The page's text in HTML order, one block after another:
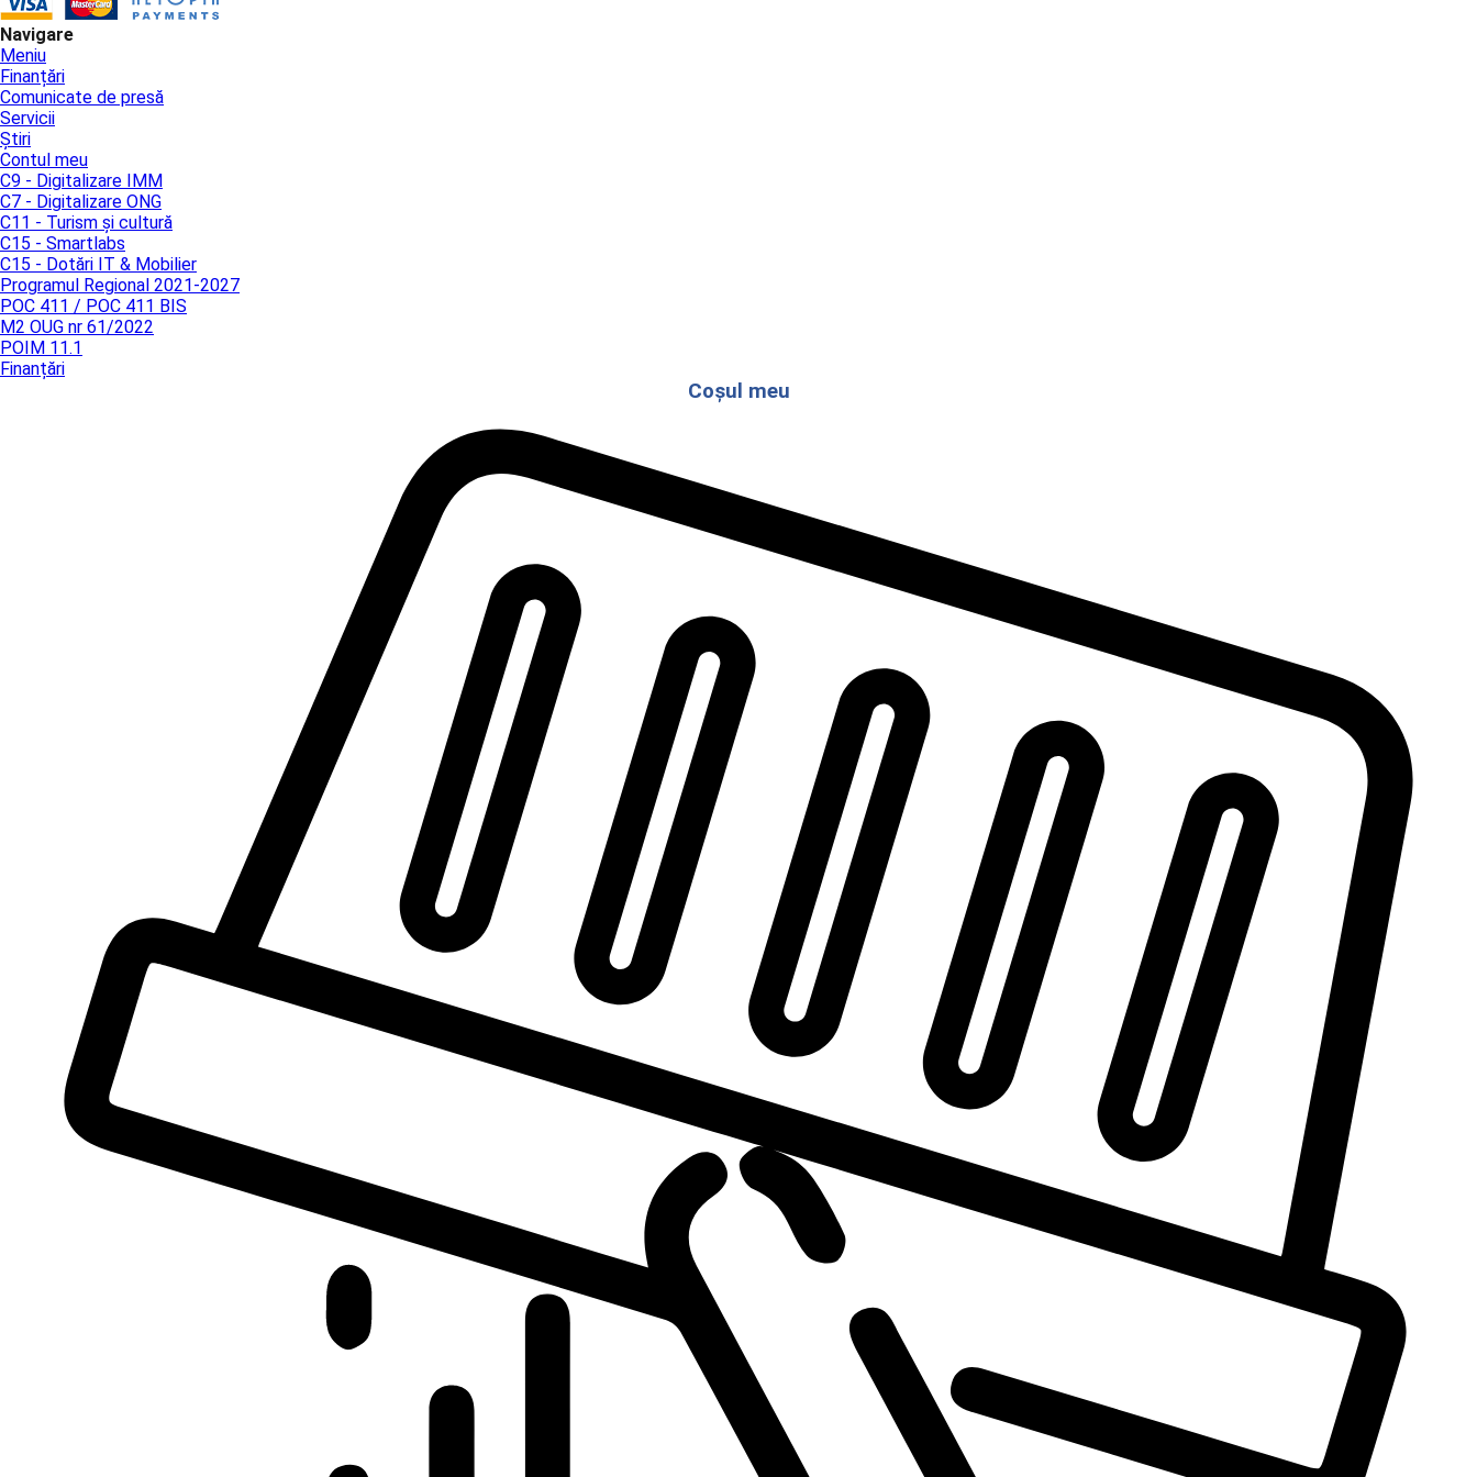
Navigare
Meniu
Finanțări
Comunicate de presă
Servicii
Știri
Contul meu
C9 - Digitalizare IMM
C7 - Digitalizare ONG
C11 - Turism și cultură
C15 - Smartlabs
C15 - Dotări IT & Mobilier
Programul Regional 2021-2027
POC 411 / POC 411 BIS
M2 OUG nr 61/2022
POIM 11.1
Finanțări
Coșul meu